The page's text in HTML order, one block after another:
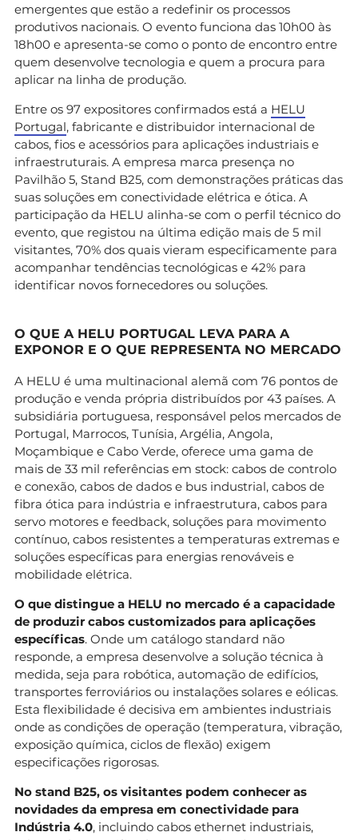
emergentes que estão a redefinir os processos
produtivos nacionais. O evento funciona das 10h00 às
18h00 e apresenta-se como o ponto de encontro entre
quem desenvolve tecnologia e quem a procura para
aplicar na linha de produção.
Entre os 97 expositores confirmados está a HELU
Portugal, fabricante e distribuidor internacional de
cabos, fios e acessórios para aplicações industriais e
infraestruturais. A empresa marca presença no
Pavilhão 5, Stand B25, com demonstrações práticas das
suas soluções em conectividade elétrica e ótica. A
participação da HELU alinha-se com o perfil técnico do
evento, que registou na última edição mais de 5 mil
visitantes, 70% dos quais vieram especificamente para
acompanhar tendências tecnológicas e 42% para
identificar novos fornecedores ou soluções.
O QUE A HELU PORTUGAL LEVA PARA A
EXPONOR E O QUE REPRESENTA NO MERCADO
A HELU é uma multinacional alemã com 76 pontos de
produção e venda própria distribuídos por 43 países. A
subsidiária portuguesa, responsável pelos mercados de
Portugal, Marrocos, Tunísia, Argélia, Angola,
Moçambique e Cabo Verde, oferece uma gama de
mais de 33 mil referências em stock: cabos de controlo
e conexão, cabos de dados e bus industrial, cabos de
fibra ótica para indústria e infraestrutura, cabos para
servo motores e feedback, soluções para movimento
contínuo, cabos resistentes a temperaturas extremas e
soluções específicas para energias renováveis e
mobilidade elétrica.
O que distingue a HELU no mercado é a capacidade
de produzir cabos customizados para aplicações
específicas. Onde um catálogo standard não
responde, a empresa desenvolve a solução técnica à
medida, seja para robótica, automação de edifícios,
transportes ferroviários ou instalações solares e eólicas.
Esta flexibilidade é decisiva em ambientes industriais
onde as condições de operação (temperatura, vibração,
exposição química, ciclos de flexão) exigem
especificações rigorosas.
No stand B25, os visitantes podem conhecer as
novidades da empresa em conectividade para
Indústria 4.0, incluindo cabos ethernet industriais,